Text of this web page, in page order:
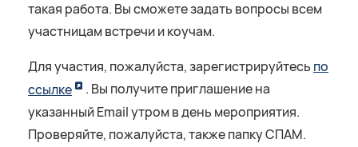
такая работа. Вы сможете задать вопросы всем
участницам встречи и коучам.
Для участия, пожалуйста, зарегистрируйтесь по
ссылке
. Вы получите приглашение на
указанный Email утром в день мероприятия.
Проверяйте, пожалуйста, также папку СПАМ.